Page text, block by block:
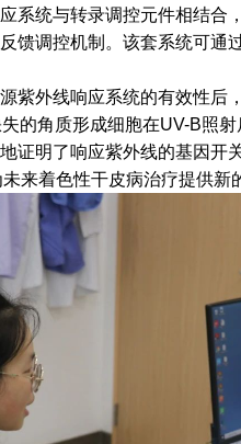
系统与转录调控元件相结
馈调控机制。该套系统可通
紫外线响应系统的有效性后
的角质形成细胞在UV-B照
证明了响应紫外线的基因开
来着色性干皮病治疗提供新